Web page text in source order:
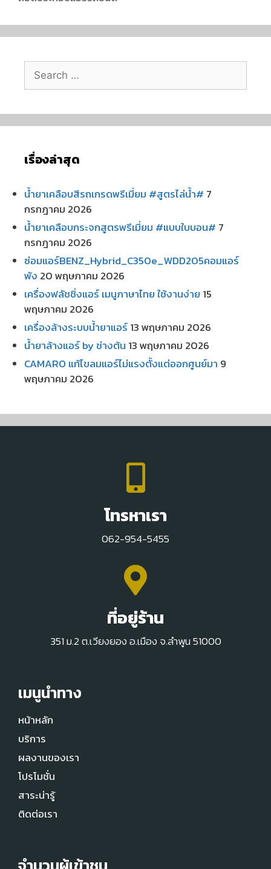
เรื่องล่าสุด
น้ำยาเคลือบสีรถเกรดพรีเมี่ยม #สูตรไล่น้ำ# 7
กรกฎาคม 2026
น้ำยาเคลือบกระจกสูตรพรีเมี่ยม #แบบใบบอน# 7
กรกฎาคม 2026
ซ่อมแอร์BENZ_Hybrid_C350e_WDD205คอมแอร์
พัง 20 พฤษภาคม 2026
เครื่องฟลัชชิ่งแอร์ เมนูภาษาไทย ใช้งานง่าย 15
พฤษภาคม 2026
เครื่องล้างระบบน้ำยาแอร์13 พฤษภาคม 2026
น้ำยาล้างแอร์ by ช่างต้น 13 พฤษภาคม 2026
CAMARO แก้ไขลมแอร์ไม่แรงตั้งแต่ออกศูนย์มา 9
พฤษภาคม 2026
โทรหาเรา
062-954-5455
ที่อยู่ร้าน
351 ม.2 ต.เวียงยอง อ.เมือง จ.ลำพูน 51000
เมนูนำทาง
หน้าหลัก
บริการ
ผลงานของเรา
โปรโมชั่น
สาระน่ารู้
ติดต่อเรา